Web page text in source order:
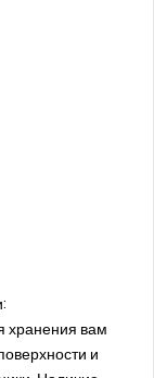
хранения вам
и